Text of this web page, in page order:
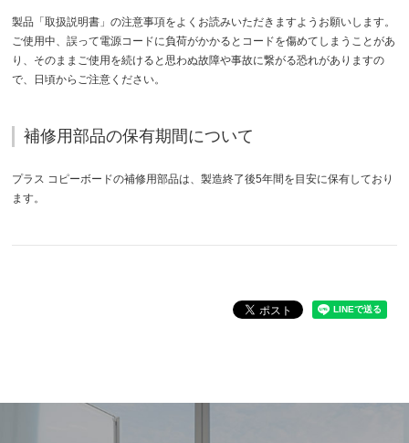
製品「取扱説明書」の注意事項をよくお読みいただきますようお願いします。
ご使用中、誤って電源コードに負荷がかかるとコードを傷めてしまうことがあ
り、そのままご使用を続けると思わぬ故障や事故に繋がる恐れがありますの
で、日頃からご注意ください。
補修用部品の保有期間について
プラス コピーボードの補修用部品は、製造終了後5年間を目安に保有しており
ます。